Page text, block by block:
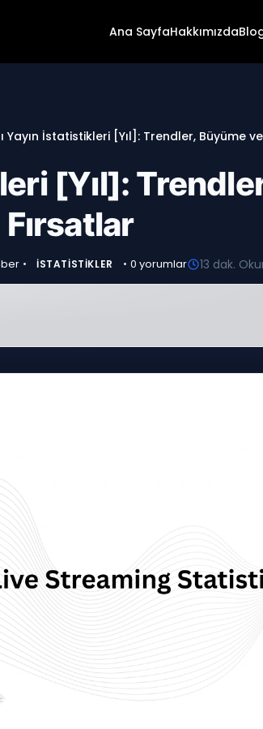
Ana SayfaHakkımızda
Yayın İstatistikleri [Yıl]: Trendler, Büyüme
[Yıl]:
Fırsatlar
• İSTATISTIKLER • 0 yorumlar 13 dak.